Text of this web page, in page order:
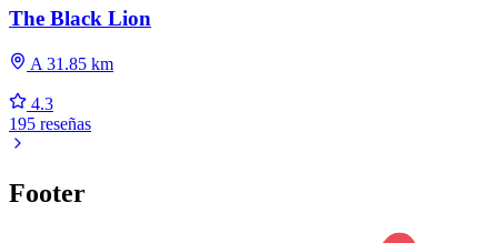
The Black Lion
A 31.85 km
4.3
195 reseñas
Footer